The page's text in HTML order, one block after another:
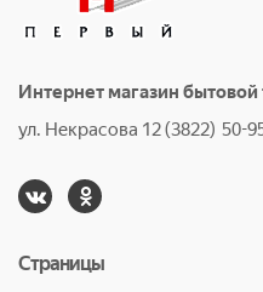
Интернет магазин
ул. Некрасова 12 (3822) 50-
Страницы